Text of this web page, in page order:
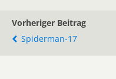
Vorheriger Beitrag
Spiderman-17